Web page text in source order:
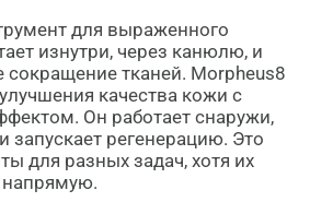
для выраженного
изнутри, через канюлю, и
сокращение тканей. Morpheus8
качества кожи с
Он работает снаружи,
запускает регенерацию. Это
для разных задач, хотя их
напрямую.